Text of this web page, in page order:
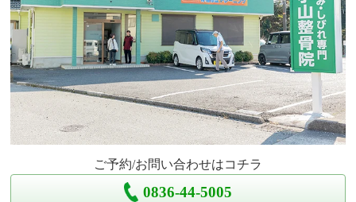
ご予約/お問い合わせはコチラ
0836-44-5005